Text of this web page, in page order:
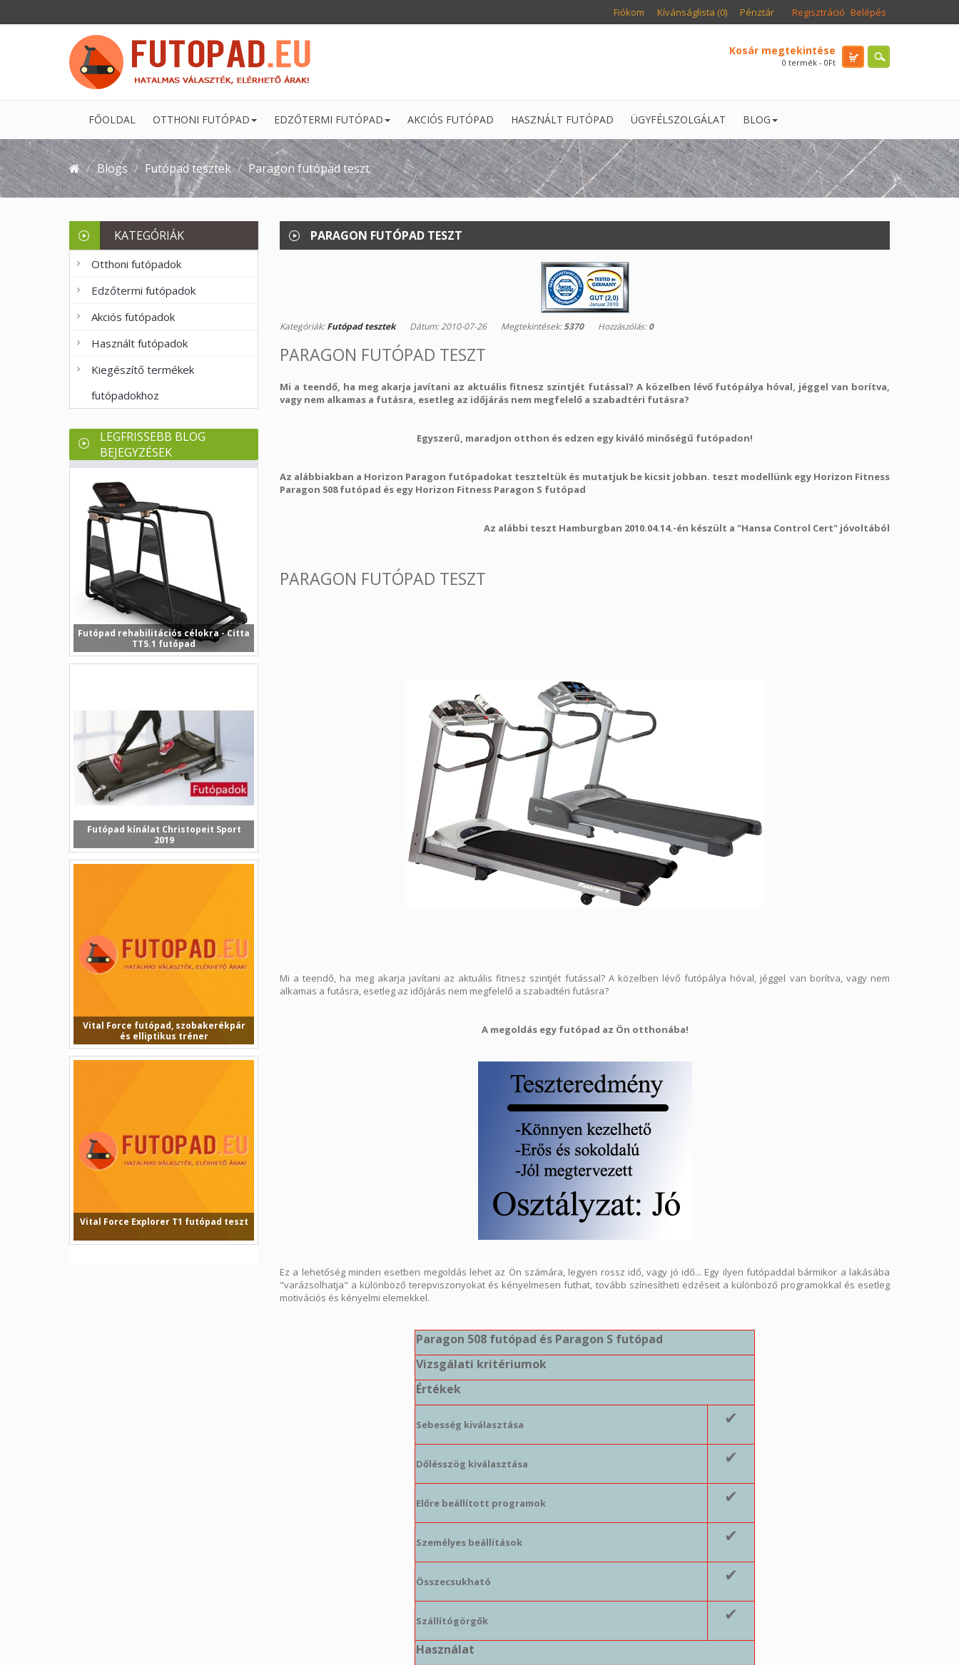
Regisztráció Belépés
Fiókom Kívánságlista (0) Pénztár
Kosár megtekintése
0 termék - 0Ft
FŐOLDAL OTTHONI FUTÓPAD EDZŐTERMI FUTÓPAD AKCIÓS FUTÓPAD HASZNÁLT FUTÓPAD ÜGYFÉLSZOLGÁLAT BLOG
Blogs Futópad tesztek Paragon futópad teszt
KATEGÓRIÁK
Otthoni futópadok
Edzőtermi futópadok
Akciós futópadok
Használt futópadok
Kiegészítő termékek
futópadokhoz
LEGFRISSEBB BLOG
BEJEGYZÉSEK
Futópad rehabilitációs célokra - Citta
TT5.1 futópad
Egyre több érdeklődővel találkozunk
Futópad kínálat Christopeit Sport
2019
Cikkünkben a Christopeit Sport
Vital Force futópad, szobakerékpár
és elliptikus tréner
Vital Force futópad, szobakerékpár és
Vital Force Explorer T1 futópad teszt
PARAGON FUTÓPAD TESZT
Kategóriák:Futópad tesztek Dátum: 2010-07-26 Megtekintések:5370 Hozzászólás:0
PARAGON FUTÓPAD TESZT
Mi a teendő, ha meg akarja javítani az aktuális fitnesz szintjét futással? A közelben lévő futópálya hóval, jéggel van borítva,
vagy nem alkamas a futásra, esetleg az időjárás nem megfelelő a szabadtéri futásra?
Egyszerű, maradjon otthon és edzen egy kiváló minőségű futópadon!
Az alábbiakban a Horizon Paragon futópadokat teszteltük és mutatjuk be kicsit jobban. teszt modellünk egy Horizon Fitness
Paragon 508 futópad és egy Horizon Fitness Paragon S futópad
Az alábbi teszt Hamburgban 2010.04.14.-én készült a "Hansa Control Cert" jóvoltából
PARAGON FUTÓPAD TESZT
Mi a teendő, ha meg akarja javítani az aktuális fitnesz szintjét futással? A közelben lévő futópálya hóval, jéggel van borítva, vagy nem
alkamas a futásra, esetleg az időjárás nem megfelelő a szabadtéri futásra?
A megoldás egy futópad az Ön otthonába!
Ez a lehetőség minden esetben megoldás lehet az Ön számára, legyen rossz idő, vagy jó idő... Egy ilyen futópaddal bármikor a lakásába
"varázsolhatja" a különböző terepviszonyokat és kényelmesen futhat, tovább színesítheti edzéseit a különböző programokkal és esetleg
motivációs és kényelmi elemekkel.
Paragon 508 futópad és Paragon S futópad
Vizsgálati kritériumok
Értékek
Sebesség kiválasztása ✔
Dőlésszög kiválasztása ✔
Előre beállított programok ✔
Személyes beállítások ✔
Összecsukható ✔
Szállítógörgők ✔
Használat